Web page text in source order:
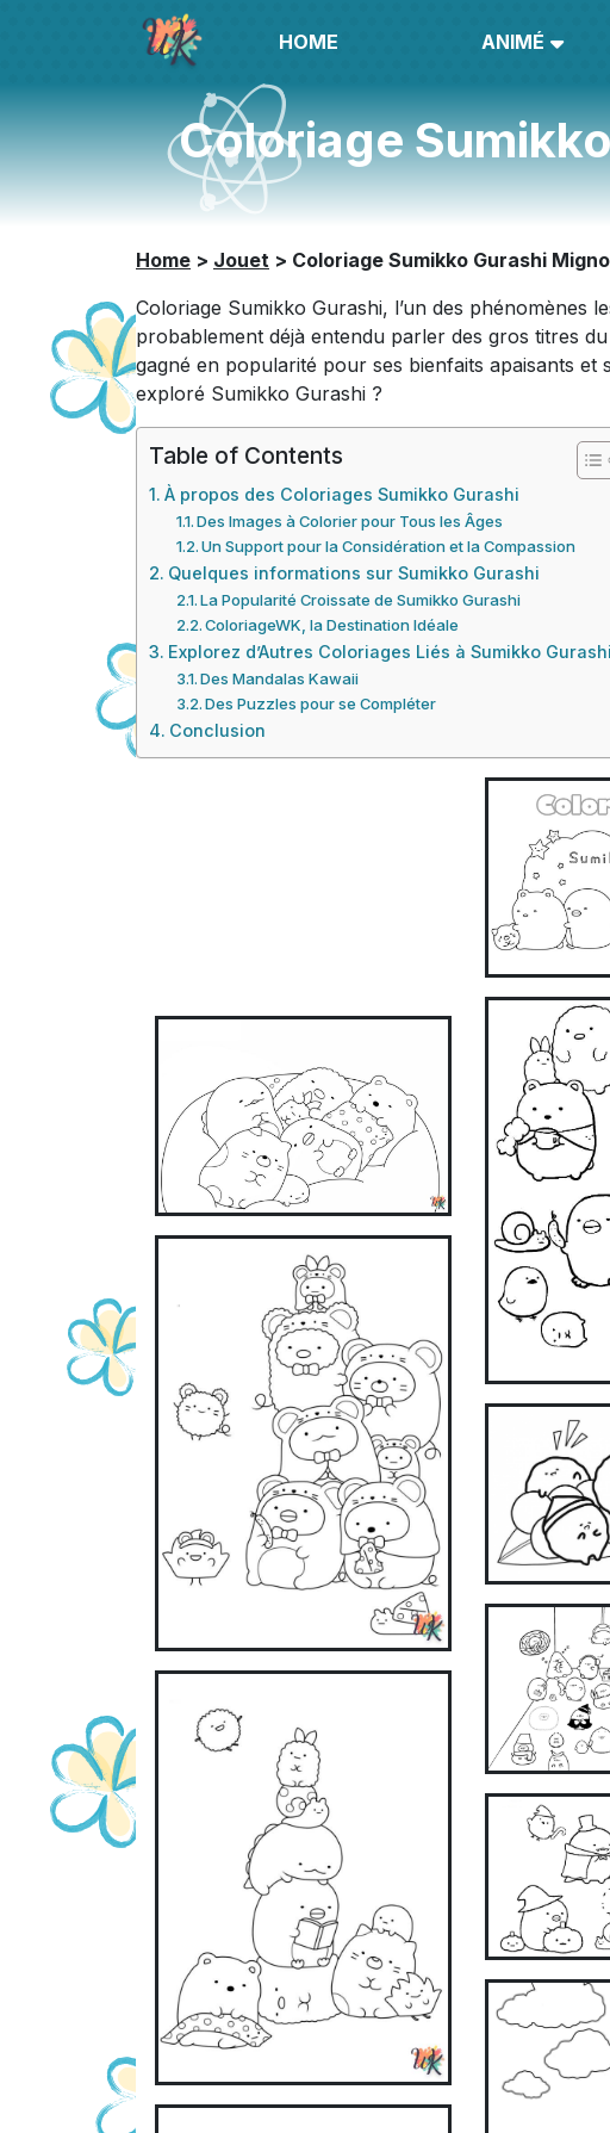
HOME ANIMÉ
Coloriage
Home > Jouet > Coloriage Sumikko Gurashi
Coloriage Sumikko Gurashi, l’un des phénomènes
probablement déjà entendu parler des gros titres
gagné en popularité pour ses bienfaits apaisants
exploré Sumikko Gurashi ?
Table of Contents
À propos des Coloriages Sumikko Gurashi
Des Images à Colorier pour Tous les Âges
Un Support pour la Considération et la Compassion
Quelques informations sur Sumikko Gurashi
La Popularité Croissate de Sumikko Gurashi
ColoriageWK, la Destination Idéale
Explorez d’Autres Coloriages Liés à Sumikko Gurashi
Des Mandalas Kawaii
Des Puzzles pour se Compléter
Conclusion